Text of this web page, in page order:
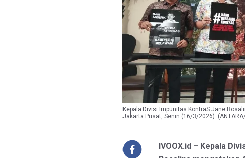
Kepala Divisi Impunitas KontraS Jane
Jakarta Pusat, Senin (16/3/2026).
IVOOX.id – Kepala